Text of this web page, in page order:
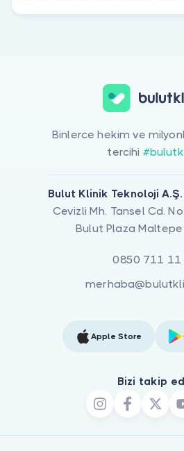
Binlerce hekim ve
tercihi
Bulut Klinik Teknoloji A.Ş.
Cevizli Mh. Tansel Cd.
Bulut Plaza
0850 711 11
Apple Store
Bizi takip